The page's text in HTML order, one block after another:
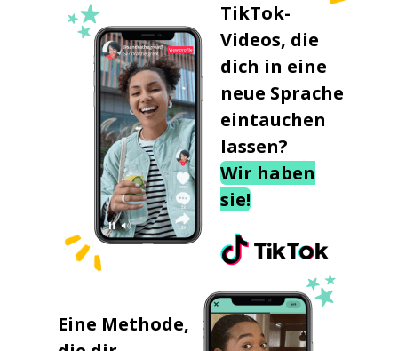
TikTok-
Videos, die
dich in eine
neue Sprache
eintauchen
lassen?
Wir haben
sie!
Eine Methode,